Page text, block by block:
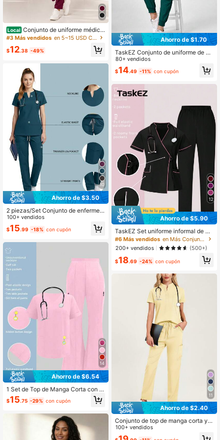
Local Conjunto de uniforme médico
para mujer, top con cuello en V y pa
s, uniforme de enfermería con múlti
rio, médico, negro
#3 Más vendidos en 5~15 USD Conjuntos de exfoliación
$12.38 -49%
10
Ahorro de $3.50
2 piezas/Set Conjunto de enfermer
a para mujer, Top + Pantalones con
bolsillos, Ropa de trabajo para sala
de enfermería y cirugía, Ropa de tra
100+ vendidos
$15.99 -18% con cupón
14
Ahorro de $6.54
1 Set de Top de Manga Corta con C
uello en V y Pantalones con Abertur
a, Traje de Trabajo con Bolsillos par
ado Privado Rosa Otoño
$15.75 -29% con cupón
Ahorro de $1.70
TaskEZ Conjunto de uniforme de en
fermería de unicolor con top de man
ga corta y pantalones
80+ vendidos
$14.49 -11% con cupón
12
Ahorro de $5.90
TaskEZ Set uniforme informal de 2
piezas con blusa de manga corta c
on ribete en contraste y pantalón d
e unicolor, conjuntos de ropa de tra
bajo
#6 Más vendidos
en Más Conjuntos de uniforme médico para mujer (ta
200+ vendidos
(500+)
$18.69 -24% con cupón
11
Ahorro de $2.40
Conjunto de top de manga corta y p
antalones de unicolor para mujer, p
ara laboratorio, hospital, cuidado de
100+ vendidos